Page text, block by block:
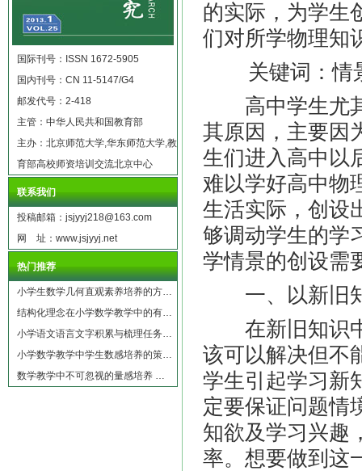
国际刊号：ISSN 1672-5905
国内刊号：CN 11-5147/G4
邮发代号：2-418
主管：中华人民共和国教育部
主办：北京师范大学,华东师范大学,教
育部高校师资培训交流北京中心
联系我们
投稿邮箱：jsjyyj218@163.com
网 址：www.jsjyyj.net
热门推荐
小学生数学几何直观素养培养的方…
结构化理念在小学数学教学中的有…
小学语文语言文字积累与梳理任务…
小学数学教学中学生数感培养的策…
数学教学中不可忽视的量感培养 …
的实际，为学生
们对所学物理知
关键词：情景
高中学生尤其
其原因，主要因
生们进入高中以
难以学好高中物
生活实际，创设
够调动学生的学
学情景的创设需
一、以新旧知
在新旧知识中
该可以解决但不
学生引起学习新
定要保证问题情
知欲及学习兴趣
率。想要做到这